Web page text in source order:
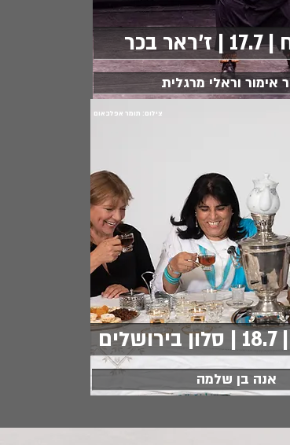
בכר
אימור וראלי מרגלית
אנה בן שלמה
צילום: תומר אפלבאום